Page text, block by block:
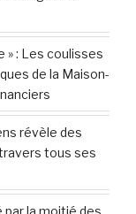
» : Les coulisses
de la Maison-
révèle des
tous ses
par la moitié des